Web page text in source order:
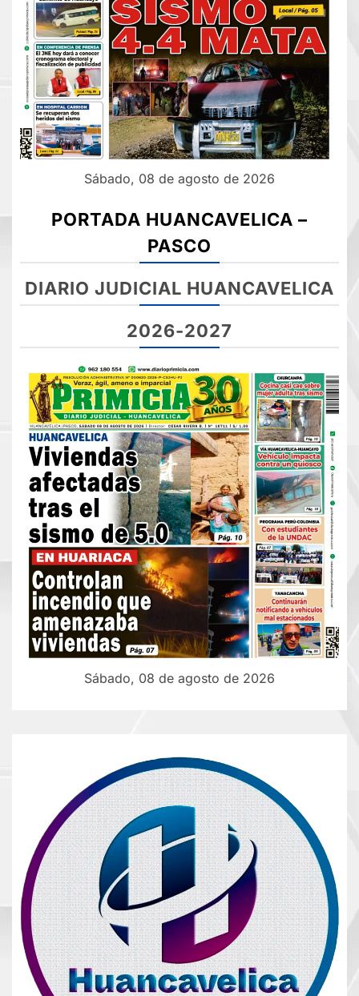
Sábado, 08 de agosto de 2026
PORTADA HUANCAVELICA –
PASCO
DIARIO JUDICIAL HUANCAVELICA
2026-2027
Sábado, 08 de agosto de 2026